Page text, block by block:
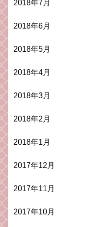
2018年7月
2018年6月
2018年5月
2018年4月
2018年3月
2018年2月
2018年1月
2017年12月
2017年11月
2017年10月